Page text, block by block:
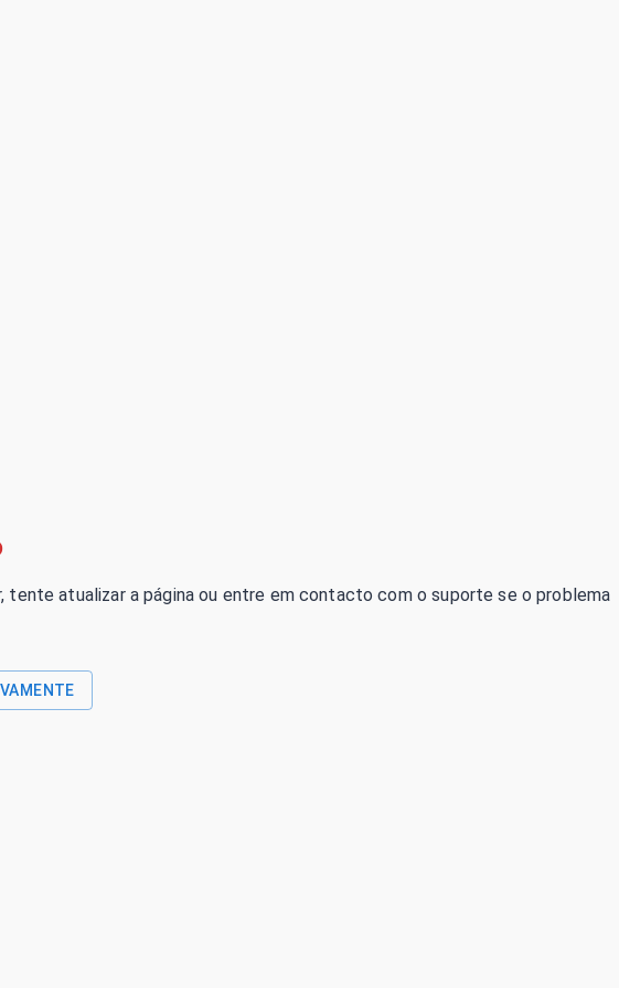
tente atualizar a página ou entre em contacto com o suporte se o problema